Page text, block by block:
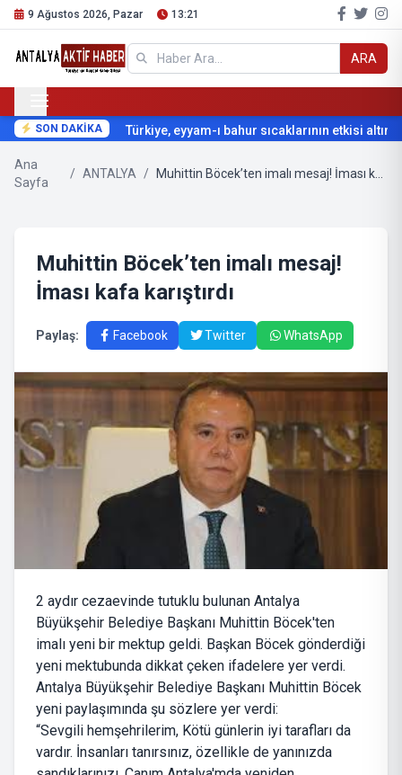
9 Ağustos 2026, Pazar 13:21
ARA
SON DAKİKA Türkiye, eyyam-ı bahur sıcaklarının etkisi altına
Ana
Sayfa
/ ANTALYA /
Muhittin Böcek’ten imalı mesaj!
İması kafa karıştırdı
Paylaş: Facebook Twitter WhatsApp
2 aydır cezaevinde tutuklu bulunan Antalya
Büyükşehir Belediye Başkanı Muhittin Böcek'ten
imalı yeni bir mektup geldi. Başkan Böcek gönderdiği
yeni mektubunda dikkat çeken ifadelere yer verdi.
Antalya Büyükşehir Belediye Başkanı Muhittin Böcek
yeni paylaşımında şu sözlere yer verdi:
“Sevgili hemşehrilerim, Kötü günlerin iyi tarafları da
vardır. İnsanları tanırsınız, özellikle de yanınızda